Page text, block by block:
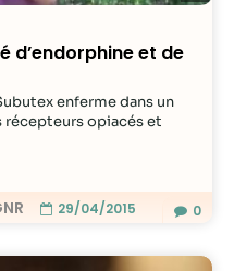
d’endorphine et de
29/04/2015
enferme dans un
récepteurs opiacés et
0